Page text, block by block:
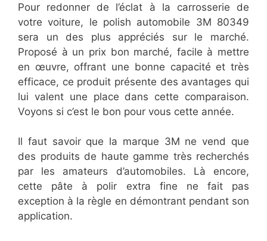
Pour redonner de l’éclat à la carrosserie de
votre voiture, le polish automobile 3M 80349
sera un des plus appréciés sur le marché.
Proposé à un prix bon marché, facile à mettre
en œuvre, offrant une bonne capacité et très
efficace, ce produit présente des avantages qui
lui valent une place dans cette comparaison.
Voyons si c’est le bon pour vous cette année.
Il faut savoir que la marque 3M ne vend que
des produits de haute gamme très recherchés
par les amateurs d’automobiles. Là encore,
cette pâte à polir extra fine ne fait pas
exception à la règle en démontrant pendant son
application.